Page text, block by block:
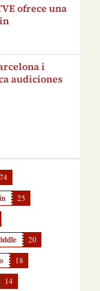
ofrece una
i
audiciones
74
25
20
18
14